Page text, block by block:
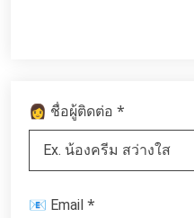
👩 ชื่อผู้ติดต่อ *
📧 Email *